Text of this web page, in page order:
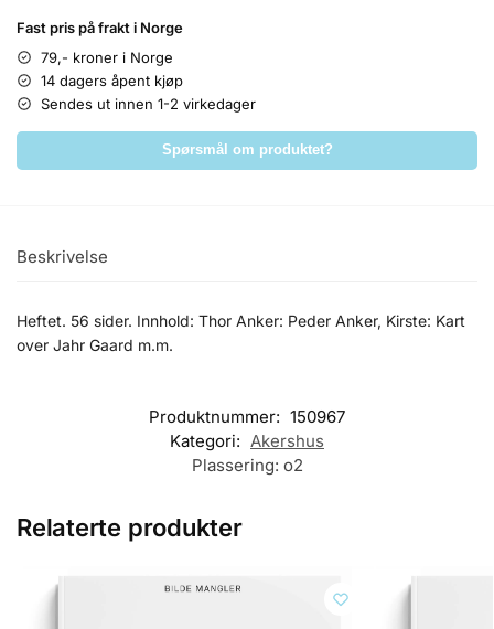
Fast pris på frakt i Norge
79,- kroner i Norge
14 dagers åpent kjøp
Sendes ut innen 1-2 virkedager
Spørsmål om produktet?
Beskrivelse
Heftet. 56 sider. Innhold: Thor Anker: Peder Anker, Kirste: Kart
over Jahr Gaard m.m.
Produktnummer: 150967
Kategori: Akershus
Plassering: o2
Relaterte produkter